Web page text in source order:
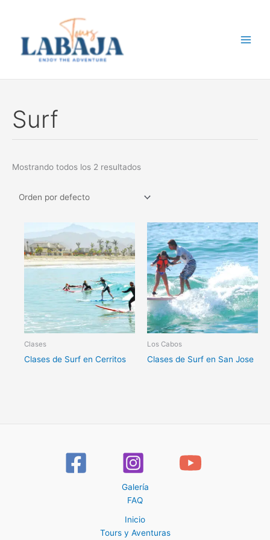
Surf
Mostrando todos los 2 resultados
Clases
Clases de Surf en Cerritos
Los Cabos
Clases de Surf en San Jose
Galería
FAQ
Inicio
Tours y Aventuras